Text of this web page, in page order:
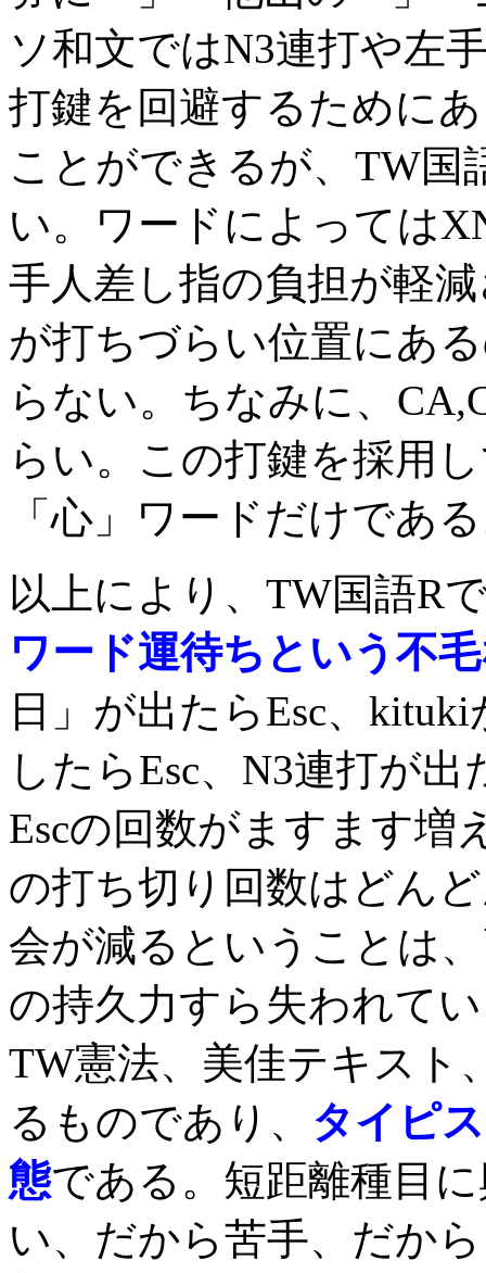
ソ和文ではN3連打や左
打鍵を回避するために
ことができるが、TW国
い。ワードによっては
手人差し指の負担が軽
が打ちづらい位置にあ
らない。ちなみに、
らい。この打鍵を採用
「心」ワードだけであ
以上により、TW国語R
ワード運待ちという不
日」が出たらEsc、
したらEsc、N3連打が
Escの回数がますます増
の打ち切り回数はどん
会が減るということは
の持久力すら失われて
TW憲法、美佳テキスト
るものであり、 タイピ
態である。短距離種目
い、だから苦手、だか